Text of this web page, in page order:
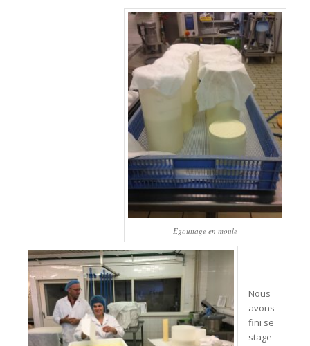
Egouttage en moule
Nous
avons
fini se
stage